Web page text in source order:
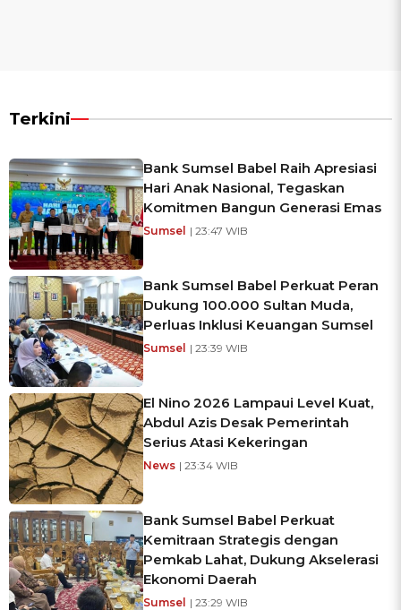
Terkini
Bank Sumsel Babel Raih Apresiasi
Hari Anak Nasional, Tegaskan
Komitmen Bangun Generasi Emas
Sumsel | 23:47 WIB
Bank Sumsel Babel Perkuat Peran
Dukung 100.000 Sultan Muda,
Perluas Inklusi Keuangan Sumsel
Sumsel | 23:39 WIB
El Nino 2026 Lampaui Level Kuat,
Abdul Azis Desak Pemerintah
Serius Atasi Kekeringan
News | 23:34 WIB
Bank Sumsel Babel Perkuat
Kemitraan Strategis dengan
Pemkab Lahat, Dukung Akselerasi
Ekonomi Daerah
Sumsel | 23:29 WIB